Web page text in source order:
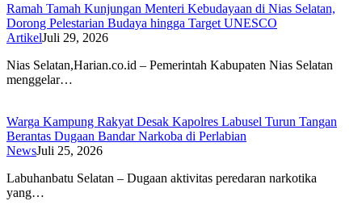
Ramah Tamah Kunjungan Menteri Kebudayaan di Nias Selatan,
Dorong Pelestarian Budaya hingga Target UNESCO
ArtikelJuli 29, 2026
Nias Selatan,Harian.co.id – Pemerintah Kabupaten Nias Selatan
menggelar…
Warga Kampung Rakyat Desak Kapolres Labusel Turun Tangan
Berantas Dugaan Bandar Narkoba di Perlabian
NewsJuli 25, 2026
Labuhanbatu Selatan – Dugaan aktivitas peredaran narkotika
yang…